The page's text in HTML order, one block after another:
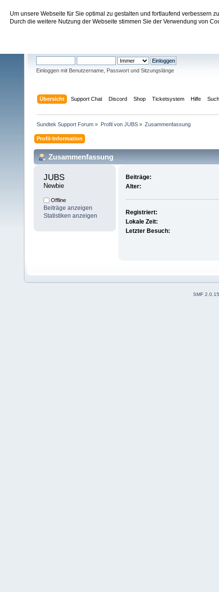
Um unsere Webseite für Sie optimal zu gestalten und fortlaufend verbessern
Durch die weitere Nutzung der Webseite stimmen Sie der Verwendung von
Sundtek Support Forum
Einloggen mit Benutzername, Passwort und Sitzungslänge
Übersicht Support Chat Discord Shop Ticketsystem Hilfe
Sundtek Support Forum » Profil von JUBS» Zusammenfassung
Profil-Information
Zusammenfassung
JUBS
Newbie
Offline
Beiträge anzeigen
Statistiken anzeigen
Beiträge:
Alter:
Registriert:
Lokale Zeit:
Letzter Besuch:
SMF 2.0.15